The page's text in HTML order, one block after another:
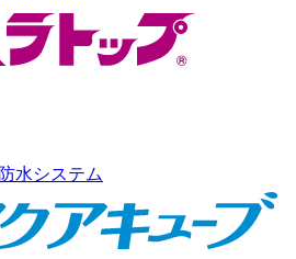
水システム